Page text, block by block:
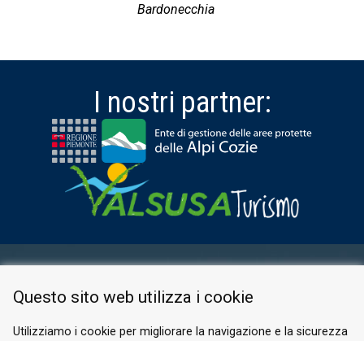
Bardonecchia
I nostri partner:
PRIVACY POLICY
Questo sito web utilizza i cookie
Utilizziamo i cookie per migliorare la navigazione e la sicurezza